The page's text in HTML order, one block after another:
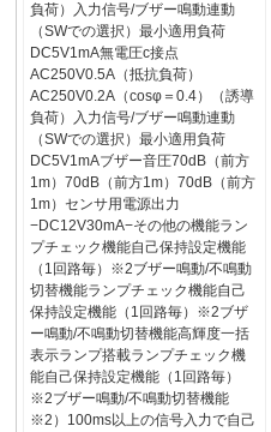
負荷）入力信号/ブザー鳴動連動
（SWでの選択）最小適用負荷
DC5V1mA無電圧c接点
AC250V0.5A（抵抗負荷）
AC250V0.2A（cosφ＝0.4）（誘導
負荷）入力信号/ブザー鳴動連動
（SWでの選択）最小適用負荷
DC5V1mAブザー音圧70dB（前方
1m）70dB（前方1m）70dB（前方
1m）センサ用電源出力
−DC12V30mA−その他の機能ラン
プチェック機能自己保持設定機能
（1回路毎）※2ブザー鳴動/不鳴動
切替機能ランプチェック機能自己
保持設定機能（1回路毎）※2ブザ
ー鳴動/不鳴動切替機能高輝度一括
表示ランプ搭載ランプチェック機
能自己保持設定機能（1回路毎）
※2ブザー鳴動/不鳴動切替機能
※2）100ms以上の信号入力で自己